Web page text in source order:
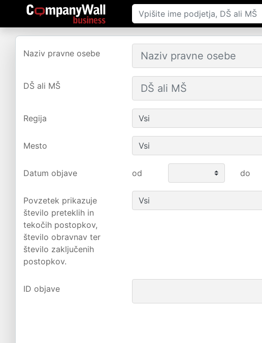
Naziv pravne osebe
DŠ ali MŠ
Regija
Mesto
Datum objave od do
Povzetek prikazuje
število preteklih in
tekočih postopkov,
število obravnav ter
število zaključenih
postopkov.
ID objave